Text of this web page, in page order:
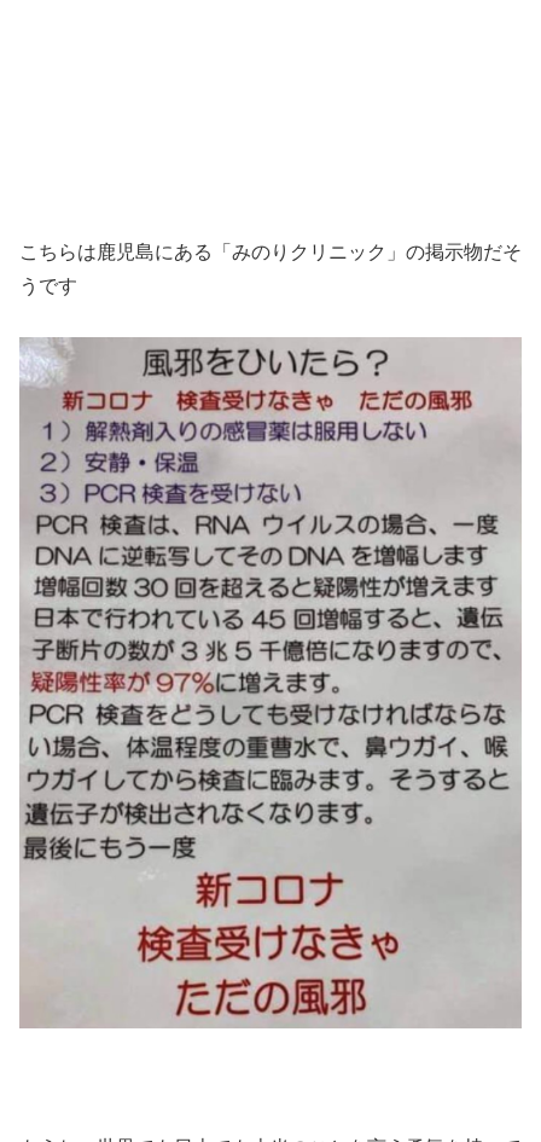
こちらは鹿児島にある「みのりクリニック」の掲示物だそ
うです